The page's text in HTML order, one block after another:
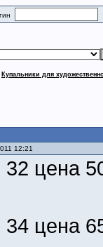
Купальники для
12:21
32 цена
34 цена